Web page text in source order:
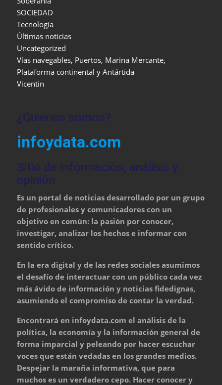
SOCIEDAD
Tecnología
Últimas noticias
Uncategorized
Vías navegables, Puertos, Marina Mercante,
Plataforma continental y Antártida
Vicentin
¿Quienes somos?
infoydata.com
Sitio de información, análisis y
opinión
Es un portal de noticias desarrollado por un grupo
de profesionales y comunicadores con un
objetivo en común: la pasión por conocer,
investigar, analizar los hechos e informar con
sentido crítico.
En la era digital y de las redes sociales asumimos
el desafío de interactuar con un público cada vez
más ávido de información y noticias fidedignas,
asumiendo el compromiso de contar la verdad.
Encontrará en infoydata.com el análisis de la
política, la economía y la información general de
forma imparcial y peleando por hacer escuchar
voces que están vedadas en los grandes medios.
Despejar la maraña informativa, que para
muchos es un verdadero cepo. Hacer conocer y